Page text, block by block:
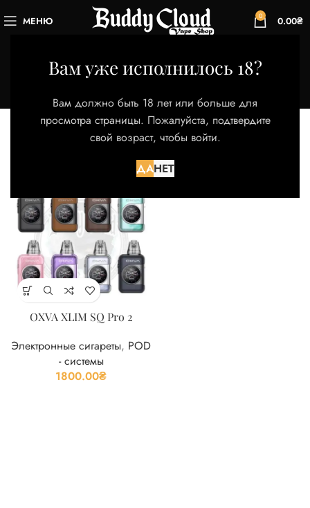
Вам уже исполнилось 18?
Вам должно быть 18 лет или больше для
просмотра страницы. Пожалуйста, подтвердите
свой возраст, чтобы войти.
ДАНЕТ
МЕНЮ 0 0.00₴
Blue Shadow
Категории
Товар Цвет
Blue Shadow
Отображение единственного товара
OXVA XLIM SQ Pro 2
Электронные сигареты, POD
- системы
1800.00₴